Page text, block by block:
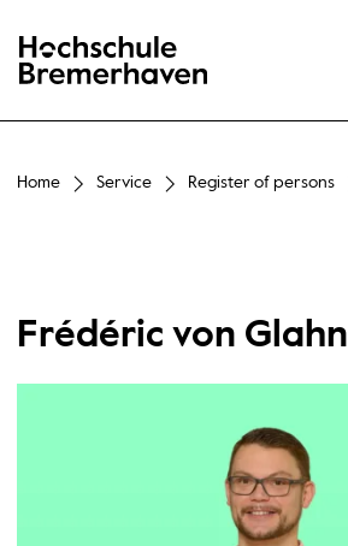
Hochschule Bremerhaven
Home Service Register of persons
Frédéric von Glahn